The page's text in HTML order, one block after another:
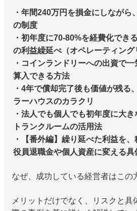
・年間240万円を損金にしながら
の制度
・初年度に70-80%を経費化でき
の利益繰延べ（オペレーティング
・コインランドリーへの出資で
算入できる方法
・4年で償却完了後も価値が残る
ラーハウスのカラクリ
・法人でも個人でも初年度に大
トランクルームの活用法
・【番外編】繰り延べた利益を
役員退職金や個人資産に変える具
なぜ、成功している経営者はこの
メリットだけでなく、リスクと具